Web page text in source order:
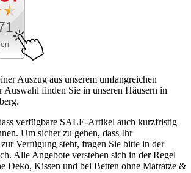
Auszug aus unserem umfangreichen
Auswahl finden Sie in unseren Häusern in
verfügbare SALE-Artikel auch kurzfristig
Um sicher zu gehen, dass Ihr
Verfügung steht, fragen Sie bitte in der
Alle Angebote verstehen sich in der Regel
Deko, Kissen und bei Betten ohne Matratze &